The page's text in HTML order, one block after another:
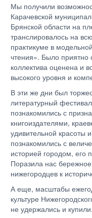
Мы получили
Карачевской
Брянской области на
транслировалось на
практикуме в
чтения». Было приятно
коллектива оценена и
высокого уровня и
В эти же дни был
литературный
познакомились с
книгоиздателями,
удивительной красоты
познакомились с
историей городом, его
Поразила нас
нижегородцев к
А еще, масштабы
культуре
не удержались и купили.